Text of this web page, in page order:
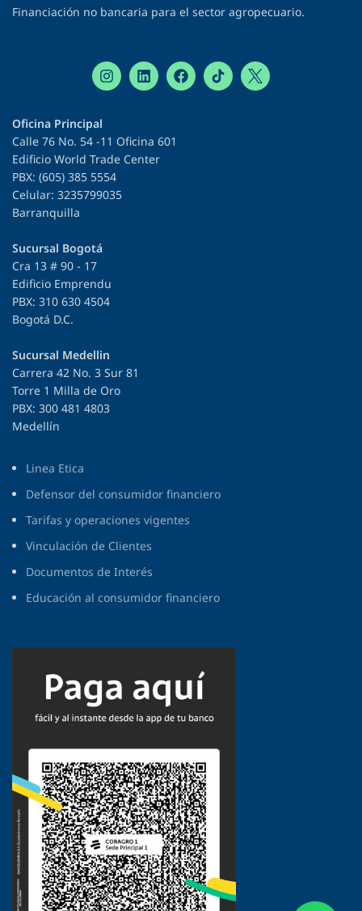
Financiación no bancaria para el sector agropecuario.
Oficina Principal
Calle 76 No. 54 -11 Oficina 601
Edificio World Trade Center
PBX: (605) 385 5554
Celular: 3235799035
Barranquilla
Sucursal Bogotá
Cra 13 # 90 - 17
Edificio Emprendu
PBX: 310 630 4504
Bogotá D.C.
Sucursal Medellin
Carrera 42 No. 3 Sur 81
Torre 1 Milla de Oro
PBX: 300 481 4803
Medellín
Linea Etica
Defensor del consumidor financiero
Tarifas y operaciones vigentes
Vinculación de Clientes
Documentos de Interés
Educación al consumidor financiero